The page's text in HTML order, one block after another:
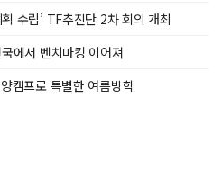
수립’ TF추진단 2차 회의 개최
에서 벤치마킹 이어져
캠프로 특별한 여름방학